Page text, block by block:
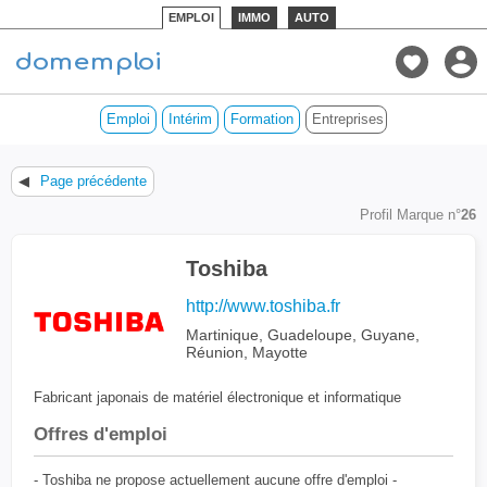
EMPLOI IMMO AUTO
Emploi Intérim Formation Entreprises des DOM
◀ Page précédente
Profil Marque n°26
Toshiba
http://www.toshiba.fr
Martinique, Guadeloupe, Guyane,
Réunion, Mayotte
Fabricant japonais de matériel électronique et informatique
Offres d'emploi
- Toshiba ne propose actuellement aucune offre d'emploi -